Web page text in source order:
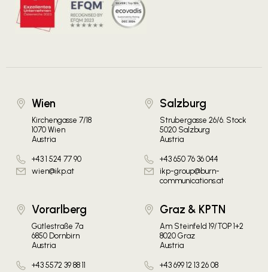
Wien
Kirchengasse 7/18
1070 Wien
Austria
+43 1 524 77 90
wien@ikp.at
Salzburg
Strubergasse 26/6. Stock
5020 Salzburg
Austria
+43 650 76 36 044
ikp-group@burn-
communications.at
Vorarlberg
Gütlestraße 7a
6850 Dornbirn
Austria
+43 5572 39 88 11
Graz & KPTN
Am Steinfeld 19/TOP 1+2
8020 Graz
Austria
+43 699 12 13 26 08